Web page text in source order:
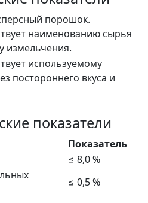
порошок.
наименованию сырья
измельчения.
используемому
постороннего вкуса и
показатели
Показатель
≤ 8,0 %
≤ 0,5 %